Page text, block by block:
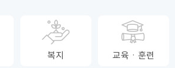
신선식
복지 교육ㆍ훈련